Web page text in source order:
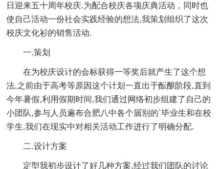
日迎来五十周年校庆.为配合校庆各项庆典活动，同时也
使自己活动一份社会实践经验的想法,我策划组织了这次
校庆文化衫的销售活动.
一.策划
在为校庆设计的会标获得一等奖后就产生了这个想
法,之前由于高考等原因这个计划一直出于酝酿阶段,直到
今年暑假,利用假期时间,我们通过网络初步组建了自己的
小团队,参与人员遍布合肥八中各个届别的`毕业生和在校
学生,我们在现实中对相关活动工作进行了明确分配.
二.设计方案
定型我初步设计了好几种方案,经过我们团队的讨论